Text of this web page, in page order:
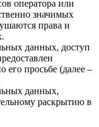
оператора или
значимых
права и
данных, доступ
его просьбе (далее –
данных,
раскрытию в